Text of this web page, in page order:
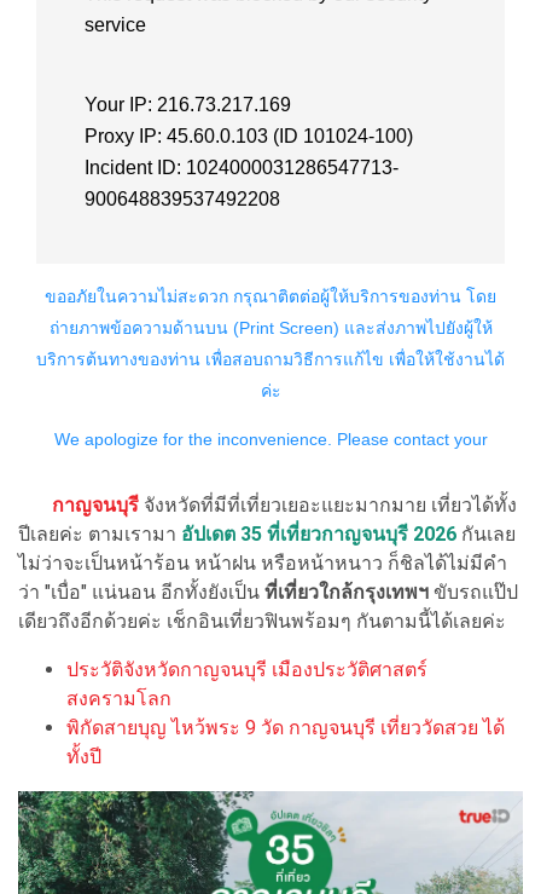
กาญจนบุรี จังหวัดที่มีที่เที่ยวเยอะแยะมากมาย เที่ยวได้ทั้ง
ปีเลยค่ะ ตามเรามา อัปเดต 35 ที่เที่ยวกาญจนบุรี 2026 กันเลย
ไม่ว่าจะเป็นหน้าร้อน หน้าฝน หรือหน้าหนาว ก็ชิลได้ไม่มีคำ
ว่า "เบื่อ" แน่นอน อีกทั้งยังเป็น ที่เที่ยวใกล้กรุงเทพฯ ขับรถแป๊ป
เดียวถึงอีกด้วยค่ะ เช็กอินเที่ยวฟินพร้อมๆ กันตามนี้ได้เลยค่ะ
ประวัติจังหวัดกาญจนบุรี เมืองประวัติศาสตร์
สงครามโลก
พิกัดสายบุญ ไหว้พระ 9 วัด กาญจนบุรี เที่ยววัดสวย ได้
ทั้งปี